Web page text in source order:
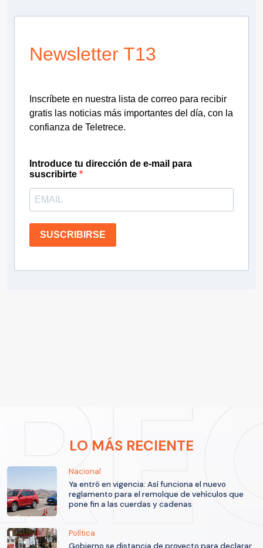
Newsletter T13
Inscríbete en nuestra lista de correo para recibir
gratis las noticias más importantes del día, con la
confianza de Teletrece.
Introduce tu dirección de e-mail para
suscribirte
SUSCRIBIRSE
LO MÁS RECIENTE
Nacional
Ya entró en vigencia: Así funciona el nuevo
reglamento para el remolque de vehículos que
pone fin a las cuerdas y cadenas
Política
Gobierno se distancia de proyecto para declarar